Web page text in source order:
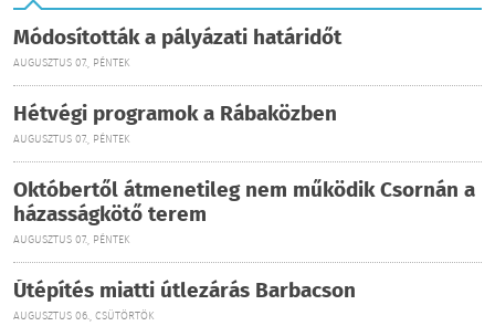
Módosították a pályázati határidőt
AUGUSZTUS 07., PÉNTEK
Hétvégi programok a Rábaközben
AUGUSZTUS 07., PÉNTEK
Októbertől átmenetileg nem működik Csornán a
házasságkötő terem
AUGUSZTUS 07., PÉNTEK
Útépítés miatti útlezárás Barbacson
AUGUSZTUS 06., CSÜTÖRTÖK